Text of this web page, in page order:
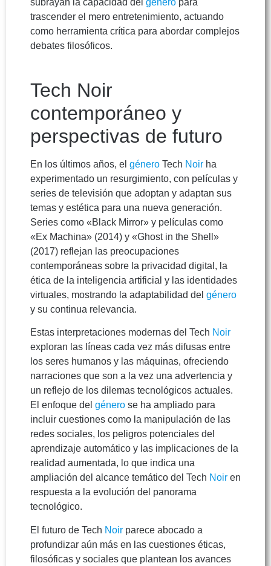
trascender el mero entretenimiento, actuando
como herramienta crítica para abordar complejos
debates filosóficos.
Tech Noir
contemporáneo y
perspectivas de futuro
En los últimos años, el género Tech Noir ha
experimentado un resurgimiento, con películas y
series de televisión que adoptan y adaptan sus
temas y estética para una nueva generación.
Series como «Black Mirror» y películas como
«Ex Machina» (2014) y «Ghost in the Shell»
(2017) reflejan las preocupaciones
contemporáneas sobre la privacidad digital, la
ética de la inteligencia artificial y las identidades
virtuales, mostrando la adaptabilidad del género
y su continua relevancia.
Estas interpretaciones modernas del Tech Noir
exploran las líneas cada vez más difusas entre
los seres humanos y las máquinas, ofreciendo
narraciones que son a la vez una advertencia y
un reflejo de los dilemas tecnológicos actuales.
El enfoque del género se ha ampliado para
incluir cuestiones como la manipulación de las
redes sociales, los peligros potenciales del
aprendizaje automático y las implicaciones de la
realidad aumentada, lo que indica una
ampliación del alcance temático del Tech Noir en
respuesta a la evolución del panorama
tecnológico.
El futuro de Tech Noir parece abocado a
profundizar aún más en las cuestiones éticas,
filosóficas y sociales que plantean los avances